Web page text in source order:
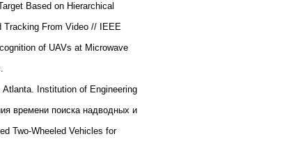
Based on Hierarchical
Tracking From Video // IEEE
of UAVs at Microwave
Institution of Engineering
времени поиска надводных и
Two-Wheeled Vehicles for